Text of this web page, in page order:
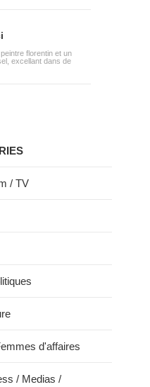
florentin et un
excellant dans de
/ TV
d'affaires
/ Medias /